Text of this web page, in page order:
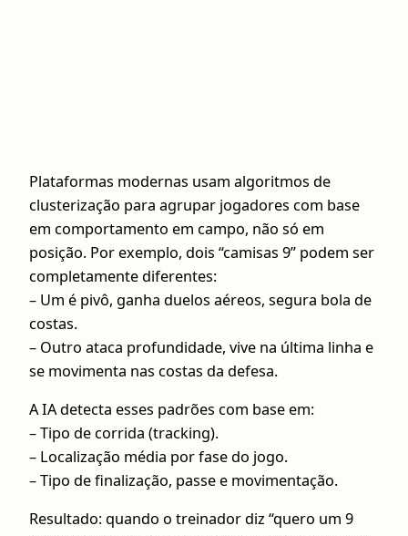
Plataformas modernas usam algoritmos de
clusterização para agrupar jogadores com base
em comportamento em campo, não só em
posição. Por exemplo, dois “camisas 9” podem ser
completamente diferentes:
– Um é pivô, ganha duelos aéreos, segura bola de
costas.
– Outro ataca profundidade, vive na última linha e
se movimenta nas costas da defesa.
A IA detecta esses padrões com base em:
– Tipo de corrida (tracking).
– Localização média por fase do jogo.
– Tipo de finalização, passe e movimentação.
Resultado: quando o treinador diz “quero um 9